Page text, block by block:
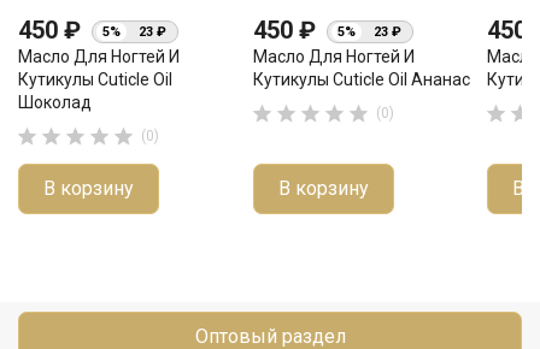
450 ₽ 5% 23 ₽
Масло Для Ногтей И
Кутикулы Cuticle Oil
Шоколад
     (0)
В корзину
450 ₽ 5% 23 ₽
Масло Для Ногтей И
Кутикулы Cuticle Oil Ананас
     (0)
В корзину
450
 
В
Оптовый раздел